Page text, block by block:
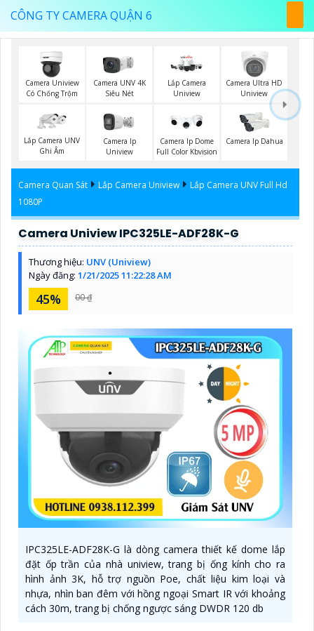
CÔNG TY CAMERA QUẬN 6
Camera Uniview
Có Chống Trộm
Camera UNV 4K
Siêu Nét
Lắp Camera
Uniview
Camera Ultra HD
Uniview
Lắp Camera UNV
Ghi Âm
Camera Ip
Uniview
Camera Ip Dome
Full Color Kbvision
Camera Ip Dahua
Camera Quan Sát Lắp Camera Uniview
Lắp Camera UNV Full Hd
1080P
Camera Uniview IPC325LE-ADF28K-G
Thương hiệu: UNV (Uniview)
Ngày đăng: 1/21/2025 11:22:28 AM
45% 00 ₫
IPC325LE-ADF28K-G là dòng camera thiết kế dome lắp
đặt ốp trần của nhà uniview, trang bị ống kính cho ra
hình ảnh 3K, hỗ trợ nguồn Poe, chất liệu kim loại và
nhựa, nhìn ban đêm với hồng ngoại Smart IR với khoảng
cách 30m, trang bị chống ngược sáng DWDR 120 db